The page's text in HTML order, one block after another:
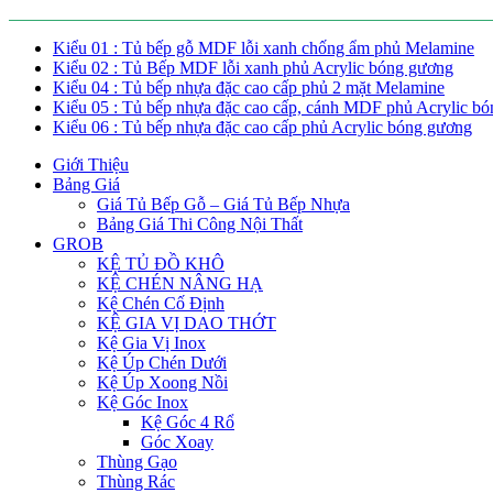
Kiểu 01 : Tủ bếp gỗ MDF lỗi xanh chống ẩm phủ Melamine
Kiểu 02 : Tủ Bếp MDF lỗi xanh phủ Acrylic bóng gương
Kiểu 04 : Tủ bếp nhựa đặc cao cấp phủ 2 mặt Melamine
Kiểu 05 : Tủ bếp nhựa đặc cao cấp, cánh MDF phủ Acrylic
Kiểu 06 : Tủ bếp nhựa đặc cao cấp phủ Acrylic bóng gương
Giới Thiệu
Bảng Giá
Giá Tủ Bếp Gỗ – Giá Tủ Bếp Nhựa
Bảng Giá Thi Công Nội Thất
GROB
KỆ TỦ ĐỒ KHÔ
KỆ CHÉN NÂNG HẠ
Kệ Chén Cố Định
KỆ GIA VỊ DAO THỚT
Kệ Gia Vị Inox
Kệ Úp Chén Dưới
Kệ Úp Xoong Nồi
Kệ Góc Inox
Kệ Góc 4 Rổ
Góc Xoay
Thùng Gạo
Thùng Rác